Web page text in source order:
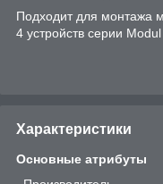
Подходит для монтажа
4 устройств серии
Характеристики
Основные атрибуты